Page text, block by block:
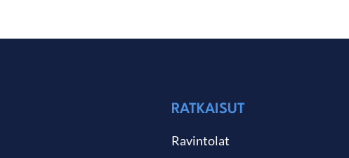
RATKAISUT
Ravintolat